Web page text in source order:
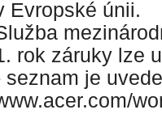
Evropské únii.
rok záruky lze
seznam je